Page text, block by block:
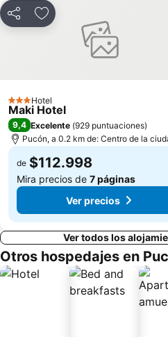
CompartirAgregar a favoritos
3 Estrellas
Hotel
Maki Hotel
9,4 Excelente (929 puntuaciones)
Pucón, a 0.2 km de: Centro de la
de $112.998
Mira precios de 7 páginas
Ver precios
Ver todos los
Otros hospedajes en